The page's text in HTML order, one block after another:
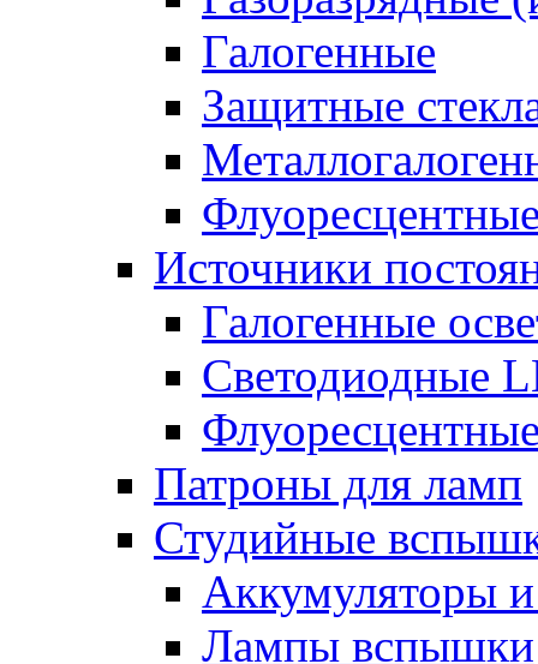
Галогенные
Защитные
Источники
Галогенные
Светодиодные
Патроны для ламп
Студийные
Аккумуляторы
Лампы вспышки